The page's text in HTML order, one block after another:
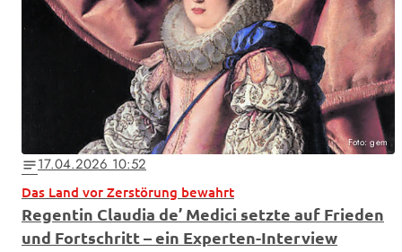
Foto: gem
notes17.04.2026 10:52
Das Land vor Zerstörung bewahrt
Regentin Claudia de’ Medici setzte auf Frieden
und Fortschritt – ein Experten-Interview